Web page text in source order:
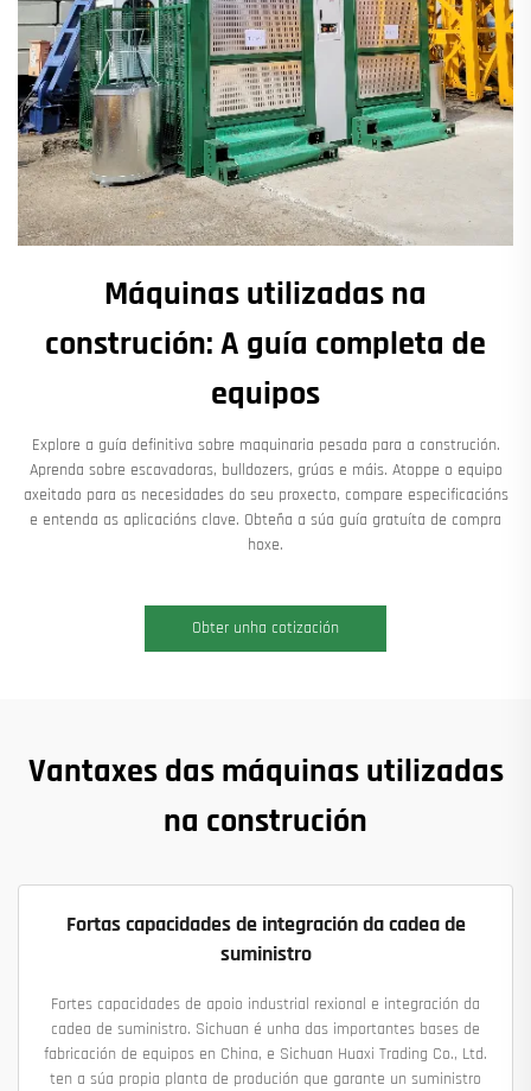
Máquinas utilizadas na
construción: A guía completa de
equipos
Explore a guía definitiva sobre maquinaria pesada para a construción.
Aprenda sobre escavadoras, bulldozers, grúas e máis. Atoppe o equipo
axeitado para as necesidades do seu proxecto, compare especificacións
e entenda as aplicacións clave. Obteña a súa guía gratuíta de compra
hoxe.
Obter unha cotización
Vantaxes das máquinas utilizadas
na construción
Fortas capacidades de integración da cadea de
suministro
Fortes capacidades de apoio industrial rexional e integración da
cadea de suministro. Sichuan é unha das importantes bases de
fabricación de equipos en China, e Sichuan Huaxi Trading Co., Ltd.
ten a súa propia planta de produción que garante un suministro